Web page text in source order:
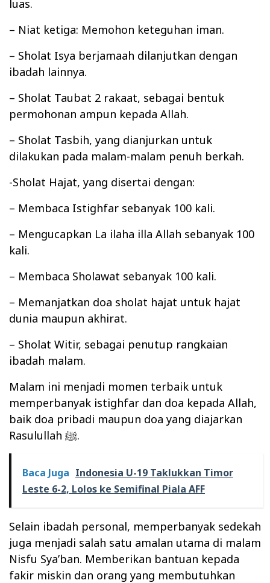
luas.
– Niat ketiga: Memohon keteguhan iman.
– Sholat Isya berjamaah dilanjutkan dengan
ibadah lainnya.
– Sholat Taubat 2 rakaat, sebagai bentuk
permohonan ampun kepada Allah.
– Sholat Tasbih, yang dianjurkan untuk
dilakukan pada malam-malam penuh berkah.
-Sholat Hajat, yang disertai dengan:
– Membaca Istighfar sebanyak 100 kali.
– Mengucapkan La ilaha illa Allah sebanyak 100
kali.
– Membaca Sholawat sebanyak 100 kali.
– Memanjatkan doa sholat hajat untuk hajat
dunia maupun akhirat.
– Sholat Witir, sebagai penutup rangkaian
ibadah malam.
Malam ini menjadi momen terbaik untuk
memperbanyak istighfar dan doa kepada Allah,
baik doa pribadi maupun doa yang diajarkan
Rasulullah ﷺ.
Baca Juga Indonesia U-19 Taklukkan Timor
Leste 6-2, Lolos ke Semifinal Piala AFF
Selain ibadah personal, memperbanyak sedekah
juga menjadi salah satu amalan utama di malam
Nisfu Sya’ban. Memberikan bantuan kepada
fakir miskin dan orang yang membutuhkan